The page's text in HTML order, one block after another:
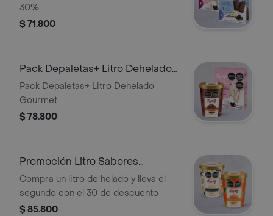
30%
$ 71.800
Pack Depaletas+ Litro Dehelado
Gourmet
Pack Depaletas+ Litro Dehelado
Gourmet
$ 78.800
Promoción Litro Sabores
Gourmet
Compra un litro de helado y lleva el
segundo con el 30 de descuento
$ 85.800